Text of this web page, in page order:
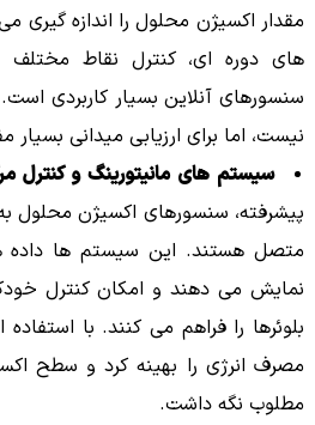
مقدار اکسیژن محلول را اندازه گیری
های دوره ای، کنترل نقاط
سنسورهای آنلاین بسیار کاربردی
نیست، اما برای ارزیابی میدانی
سیستم های مانیتورینگ و کنترل
پیشرفته، سنسورهای اکسیژن محلول
متصل هستند. این سیستم ها داده
نمایش می دهند و امکان کنترل
بلوئرها را فراهم می کنند. با
مصرف انرژی را بهینه کرد و سطح
مطلوب نگه داشت.